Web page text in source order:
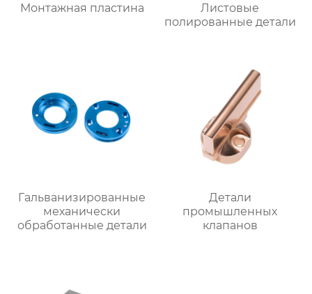
Монтажная пластина
Листовые
полированные детали
Гальванизированные
механически
обработанные детали
Детали
промышленных
клапанов